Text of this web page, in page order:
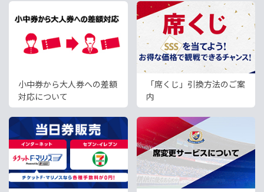
小中券から大人券への差額
対応について
「席くじ」引換方法のご案
内